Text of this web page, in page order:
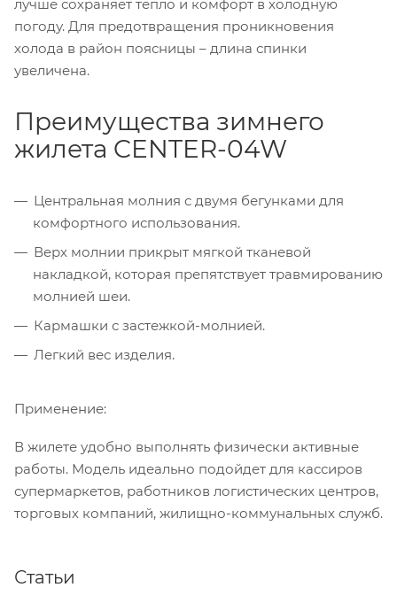
лучше сохраняет тепло и комфорт в холодную
погоду. Для предотвращения проникновения
холода в район поясницы – длина спинки
увеличена.
Преимущества зимнего
жилета CENTER-04W
Центральная молния с двумя бегунками для
комфортного использования.
Верх молнии прикрыт мягкой тканевой
накладкой, которая препятствует травмированию
молнией шеи.
Кармашки с застежкой-молнией.
Легкий вес изделия.
Применение:
В жилете удобно выполнять физически активные
работы. Модель идеально подойдет для кассиров
супермаркетов, работников логистических центров,
торговых компаний, жилищно-коммунальных служб.
Статьи